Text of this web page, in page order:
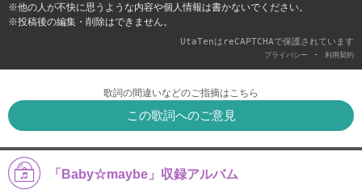
※他の人が不快に思うような内容や個人情報は書かないでください。
※投稿後の編集・削除はできません。
UtaTenはreCAPTCHAで保護されています
プライバシー - 利用契約
歌詞の間違いなどのご指摘はこちら
この歌詞へのご意見
「Baby☆maybe」収録アルバム